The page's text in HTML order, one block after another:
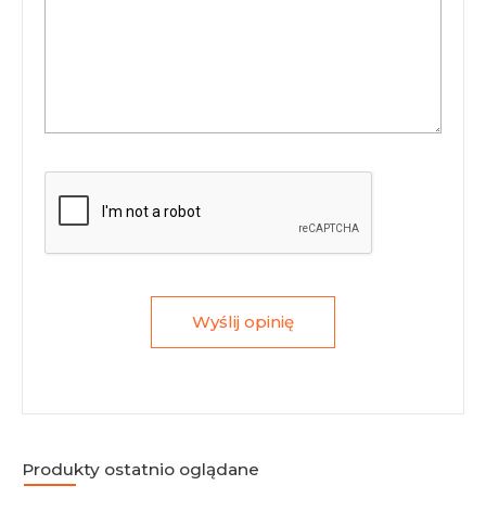
Wyślij opinię
Produkty ostatnio oglądane